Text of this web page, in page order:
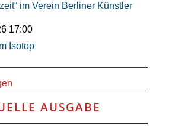
im Verein Berliner Künstler
17:00
Isotop
AUSGABE